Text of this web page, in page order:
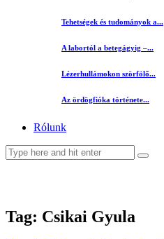
Tehetségek és tudományok a...
A labortól a betegágyig –...
Lézerhullámokon szörfölő...
Az ördögfióka története...
Rólunk
Tag: Csikai Gyula